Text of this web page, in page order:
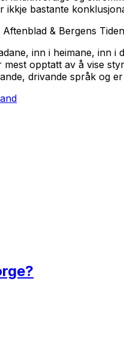
ikkje bastante
& Bergens
inn i heimane, inn
opptatt av å vise
drivande språk og